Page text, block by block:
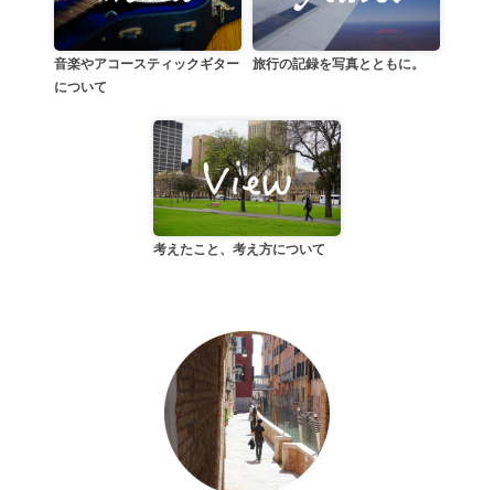
音楽やアコースティックギター
について
旅行の記録を写真とともに。
考えたこと、考え方について